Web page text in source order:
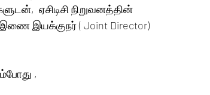
ஏசிடிசி நிறுவனத்தின்
இயக்குநர் ( Joint Director)
,